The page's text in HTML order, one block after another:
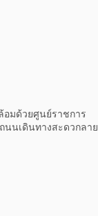
อมด้วยศูนย์ราชการ
นนเดินทางสะดวกลาย